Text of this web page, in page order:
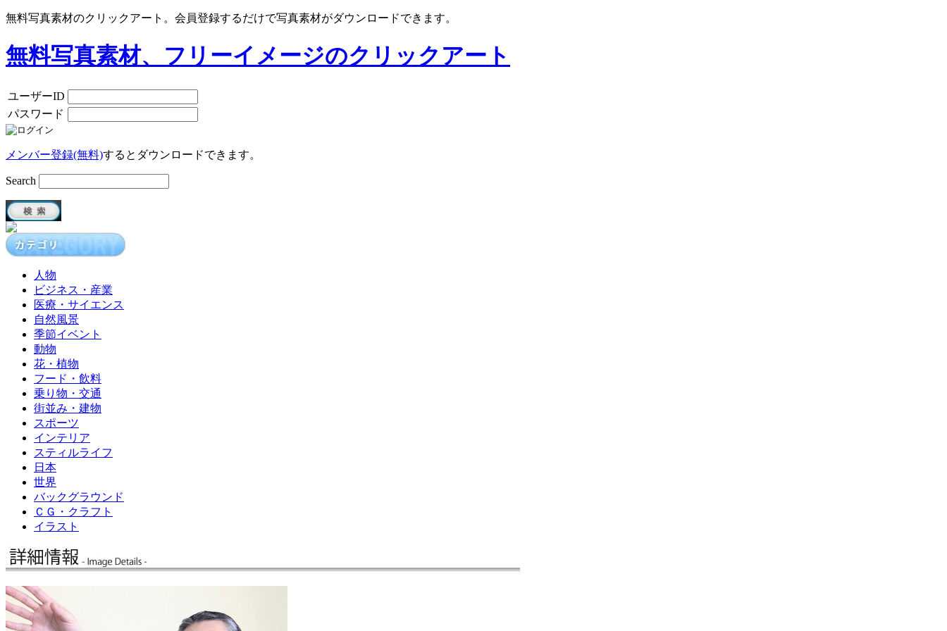
無料写真素材のクリックアート。会員登録するだけで写真素材がダウンロードできます。
無料写真素材、フリーイメージのクリックアート
ユーザーID
パスワード
メンバー登録(無料)するとダウンロードできます。
Search
人物
ビジネス・産業
医療・サイエンス
自然風景
季節イベント
動物
花・植物
フード・飲料
乗り物・交通
街並み・建物
スポーツ
インテリア
スティルライフ
日本
世界
バックグラウンド
ＣＧ・クラフト
イラスト